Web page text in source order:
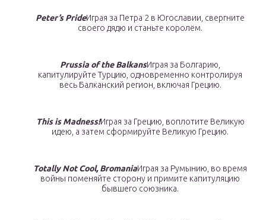
Peter’s PrideИграя за Петра 2 в Югославии, свергните
своего дядю и станьте королём.
Prussia of the BalkansИграя за Болгарию,
капитулируйте Турцию, одновременно контролируя
весь Балканский регион, включая Грецию.
This is Madness!Играя за Грецию, воплотите Великую
идею, а затем сформируйте Великую Грецию.
Totally Not Cool, BromaniaИграя за Румынию, во время
войны поменяйте сторону и примите капитуляцию
бывшего союзника.